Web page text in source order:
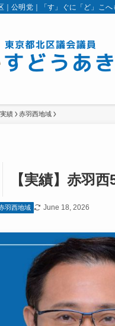
｜公明党｜「す」ぐに「ど」こへ
実績 赤羽西地域
【実績】赤羽
羽西地域 June 18, 2026